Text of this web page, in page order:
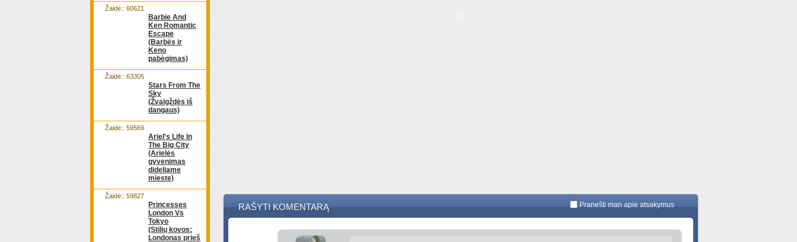
Barbie And
Ken Romantic
Escape
(Barbės ir
Keno
pabėgimas)
Žaidė:: 60621
Stars From The
Sky
(Žvaigždės iš
dangaus)
Žaidė:: 63305
Ariel's Life In
The Big City
(Arielės
gyvenimas
dideliame
mieste)
Žaidė:: 59569
Princesses
London Vs
Tokyo
(Stilių kovos:
Londonas prieš
Žaidė:: 59827
RAŠYTI KOMENTARĄ Pranešti man apie atsakymus